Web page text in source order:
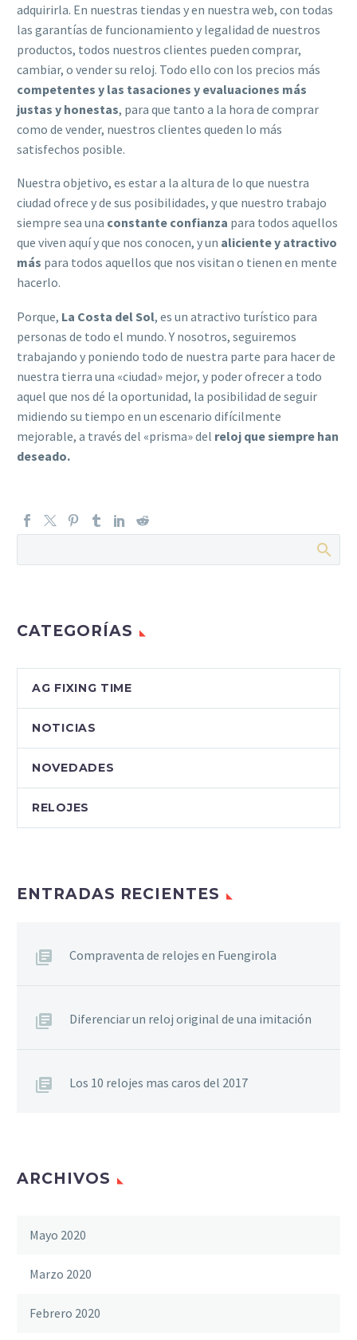
adquirirla. En nuestras tiendas y en nuestra web, con todas
las garantías de funcionamiento y legalidad de nuestros
productos, todos nuestros clientes pueden comprar,
cambiar, o vender su reloj. Todo ello con los precios más
competentes y las tasaciones y evaluaciones más
justas y honestas, para que tanto a la hora de comprar
como de vender, nuestros clientes queden lo más
satisfechos posible.
Nuestra objetivo, es estar a la altura de lo que nuestra
ciudad ofrece y de sus posibilidades, y que nuestro trabajo
siempre sea una constante confianza para todos aquellos
que viven aquí y que nos conocen, y un aliciente y atractivo
más para todos aquellos que nos visitan o tienen en mente
hacerlo.
Porque, La Costa del Sol, es un atractivo turístico para
personas de todo el mundo. Y nosotros, seguiremos
trabajando y poniendo todo de nuestra parte para hacer de
nuestra tierra una «ciudad» mejor, y poder ofrecer a todo
aquel que nos dé la oportunidad, la posibilidad de seguir
midiendo su tiempo en un escenario difícilmente
mejorable, a través del «prisma» del reloj que siempre han
deseado.
CATEGORÍAS
AG FIXING TIME
NOTICIAS
NOVEDADES
RELOJES
ENTRADAS RECIENTES
Compraventa de relojes en Fuengirola
Diferenciar un reloj original de una imitación
Los 10 relojes mas caros del 2017
ARCHIVOS
Mayo 2020
Marzo 2020
Febrero 2020